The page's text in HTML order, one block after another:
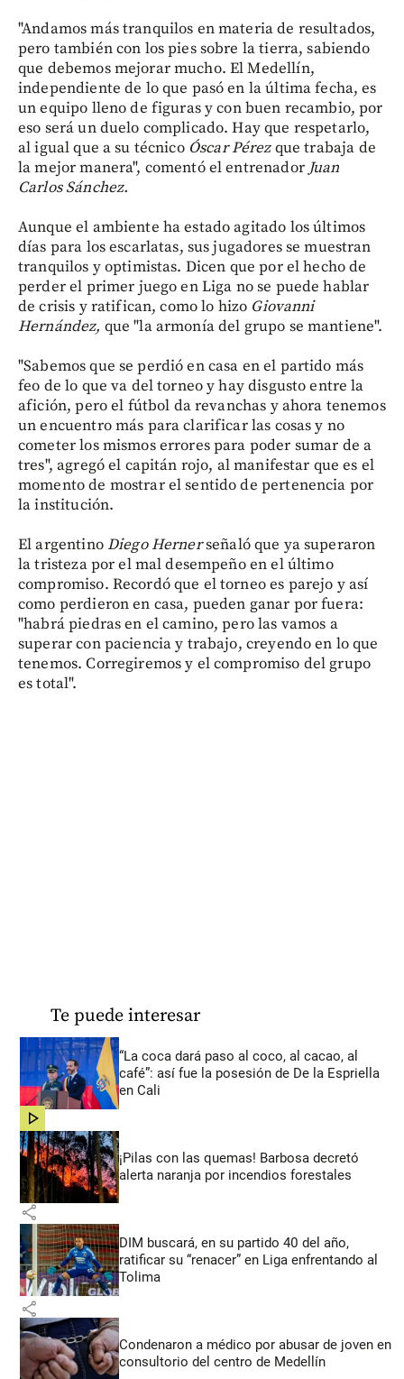
"Andamos más tranquilos en materia de resultados,
pero también con los pies sobre la tierra, sabiendo
que debemos mejorar mucho. El Medellín,
independiente de lo que pasó en la última fecha, es
un equipo lleno de figuras y con buen recambio, por
eso será un duelo complicado. Hay que respetarlo,
al igual que a su técnico Óscar Pérezque trabaja de
la mejor manera", comentó el entrenadorJuan
Carlos Sánchez.
Aunque el ambiente ha estado agitado los últimos
días para los escarlatas, sus jugadores se muestran
tranquilos y optimistas. Dicen que por el hecho de
perder el primer juego en Liga no se puede hablar
de crisis y ratifican, como lo hizo Giovanni
Hernández, que "la armonía del grupo se mantiene".
"Sabemos que se perdió en casa en el partido más
feo de lo que va del torneo y hay disgusto entre la
afición, pero el fútbol da revanchas y ahora tenemos
un encuentro más para clarificar las cosas y no
cometer los mismos errores para poder sumar de a
tres", agregó el capitán rojo, al manifestar que es el
momento de mostrar el sentido de pertenencia por
la institución.
El argentinoDiego Hernerseñaló que ya superaron
la tristeza por el mal desempeño en el último
compromiso. Recordó que el torneo es parejo y así
como perdieron en casa, pueden ganar por fuera:
"habrá piedras en el camino, pero las vamos a
superar con paciencia y trabajo, creyendo en lo que
tenemos. Corregiremos y el compromiso del grupo
es total".
Te puede interesar
“La coca dará paso al coco, al cacao, al
café”: así fue la posesión de De la Espriella
en Cali
share
¡Pilas con las quemas! Barbosa decretó
alerta naranja por incendios forestales
share
DIM buscará, en su partido 40 del año,
ratificar su “renacer” en Liga enfrentando al
Tolima
share
Condenaron a médico por abusar de joven en
consultorio del centro de Medellín